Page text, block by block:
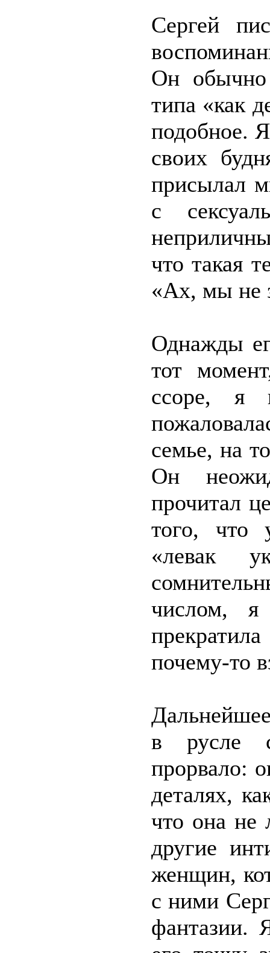
Сергей
Он обычно
типа «как
подобное.
своих
присылал
с
что такая
«Ах, мы не
Однажды
тот
ссоре, я
семье, на
Он
прочитал
того, что
«левак
числом,
почему-то
в русле
прорвало:
деталях,
что она не
другие
женщин,
с ними
фантазии.